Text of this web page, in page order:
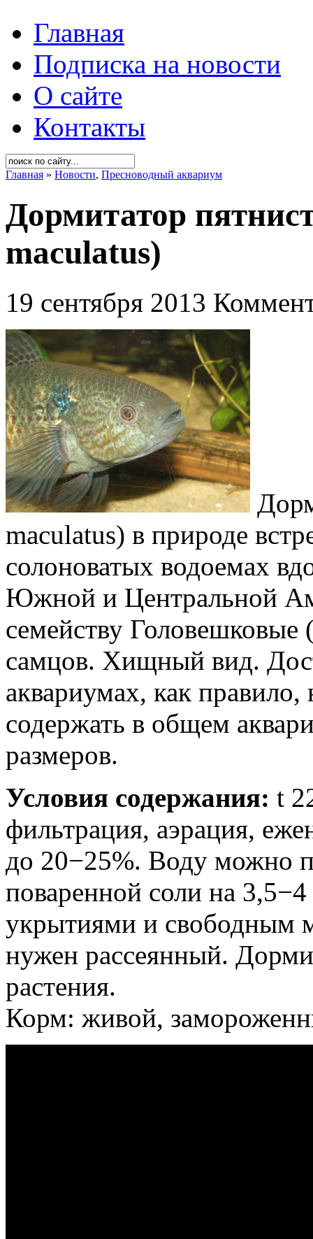
Главная
Подписка на новости
О сайте
Контакты
Главная » Новости, Пресноводный аквариум
Дормитатор
maculatus)
19 сентября 2013
maculatus) в природе
солоноватых водоемах
Южной и Центральной
семейству Головешковые
самцов. Хищный вид.
аквариумах, как
содержать в общем
размеров.
Условия содержания: t
фильтрация, аэрация,
до 20−25%. Воду можно
поваренной соли на
укрытиями и свободным
нужен рассеянный.
растения.
Корм: живой,